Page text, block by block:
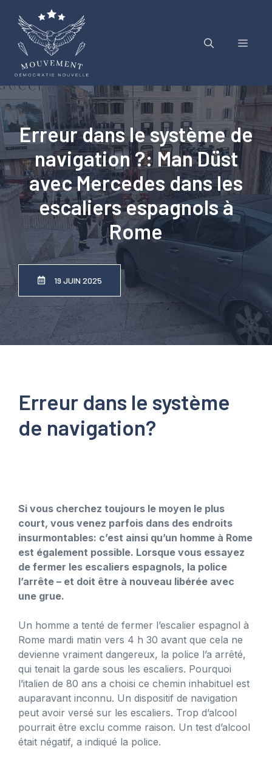
contenu
Menu
Erreur dans le système de
navigation ?: Man Düst
avec Mercedes dans les
escaliers espagnols à
Rome
19 JUIN 2025
Erreur dans le système
de navigation?
Si vous cherchez toujours le moyen le plus
court, vous venez parfois dans des endroits
insurmontables: c’est ainsi qu’un homme à Rome
est également possible. Lorsque vous essayez
de fermer les escaliers espagnols, la police
l’arrête – et doit être à nouveau libérée avec
une grue.
Un homme a tenté de fermer l’escalier espagnol à
Rome mardi matin vers 4 h 30 avant que cela ne
devienne vraiment dangereux, la police l’a arrêté,
qui tenait la garde sous les escaliers. Pourquoi
l’italien de 80 ans a choisi ce chemin inhabituel est
auparavant inconnu. Un dispositif de navigation
peut avoir versé sur les escaliers. Trop d’alcool
pourrait être exclu comme raison. Un test d’alcool
était négatif, a indiqué la police.